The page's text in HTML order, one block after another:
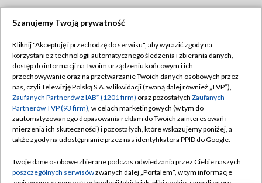
TVP
Abonament TVP
Emisja w TVP
Centrum informacji TVP
Naziemna Telewizja Cyfrowa
Rada Programowa
Regulamin TVP
Polityka prywatności
Moje zgody
Pomoc
Kontakt
Szanujemy Twoją prywatność
Kliknij "Akceptuję i przechodzę do serwisu", aby wyrazić zgody na
korzystanie z technologii automatycznego śledzenia i zbierania danych,
dostęp do informacji na Twoim urządzeniu końcowym i ich
przechowywanie oraz na przetwarzanie Twoich danych osobowych przez
nas, czyli Telewizję Polską S.A. w likwidacji (zwaną dalej również „TVP”),
Zaufanych Partnerów z IAB* (1201 firm) oraz pozostałych Zaufanych
Partnerów TVP (93 firm), w celach marketingowych (w tym do
zautomatyzowanego dopasowania reklam do Twoich zainteresowań i
mierzenia ich skuteczności) i pozostałych, które wskazujemy poniżej, a
także zgody na udostępnianie przez nas identyfikatora PPID do Google.
Twoje dane osobowe zbierane podczas odwiedzania przez Ciebie naszych
poszczególnych serwisówzwanych dalej „Portalem”, w tym informacje